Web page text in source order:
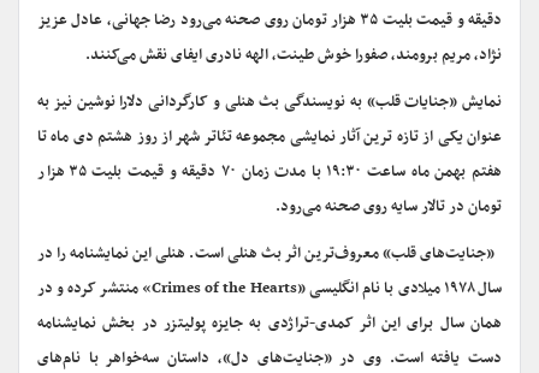
دقیقه و قیمت بلیت ۳۵ هزار تومان روی صحنه می‌رود رضا جهانی، عادل عزیز
نژاد، مریم برومند، صفورا خوش طینت، الهه نادری ایفای نقش می‌کنند.
نمایش «جنایات قلب» به نویسندگی بث هنلی و کارگردانی دلارا نوشین نیز به
عنوان یکی از تازه ترین آثار نمایشی مجموعه تئاتر شهر از روز هشتم دی ماه تا
هفتم بهمن ماه ساعت ۱۹:۳۰ با مدت زمان ۷۰ دقیقه و قیمت بلیت ۳۵ هزار
تومان در تالار سایه روی صحنه می‌رود.
«جنایت‌های قلب» معروف‌ترین اثر بث هنلی است. هنلی این نمایشنامه را در
سال ۱۹۷۸ میلادی با نام انگلیسی «Crimes of the Hearts» منتشر کرده و در
همان سال برای این اثر کمدی-تراژدی به جایزه پولیتزر در بخش نمایشنامه
دست یافته است. وی در «جنایت‌های دل»، داستان سه‌خواهر با نام‌های